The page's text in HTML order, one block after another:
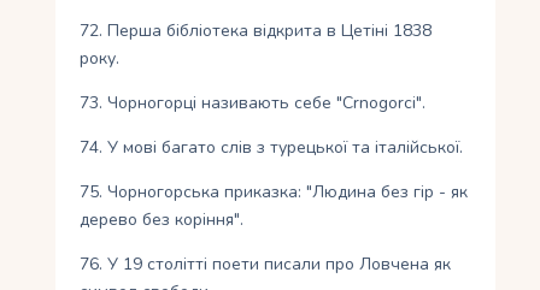
72. Перша бібліотека відкрита в Цетіні 1838
року.
73. Чорногорці називають себе "Crnogorci".
74. У мові багато слів з турецької та італійської.
75. Чорногорська приказка: "Людина без гір - як
дерево без коріння".
76. У 19 столітті поети писали про Ловчена як